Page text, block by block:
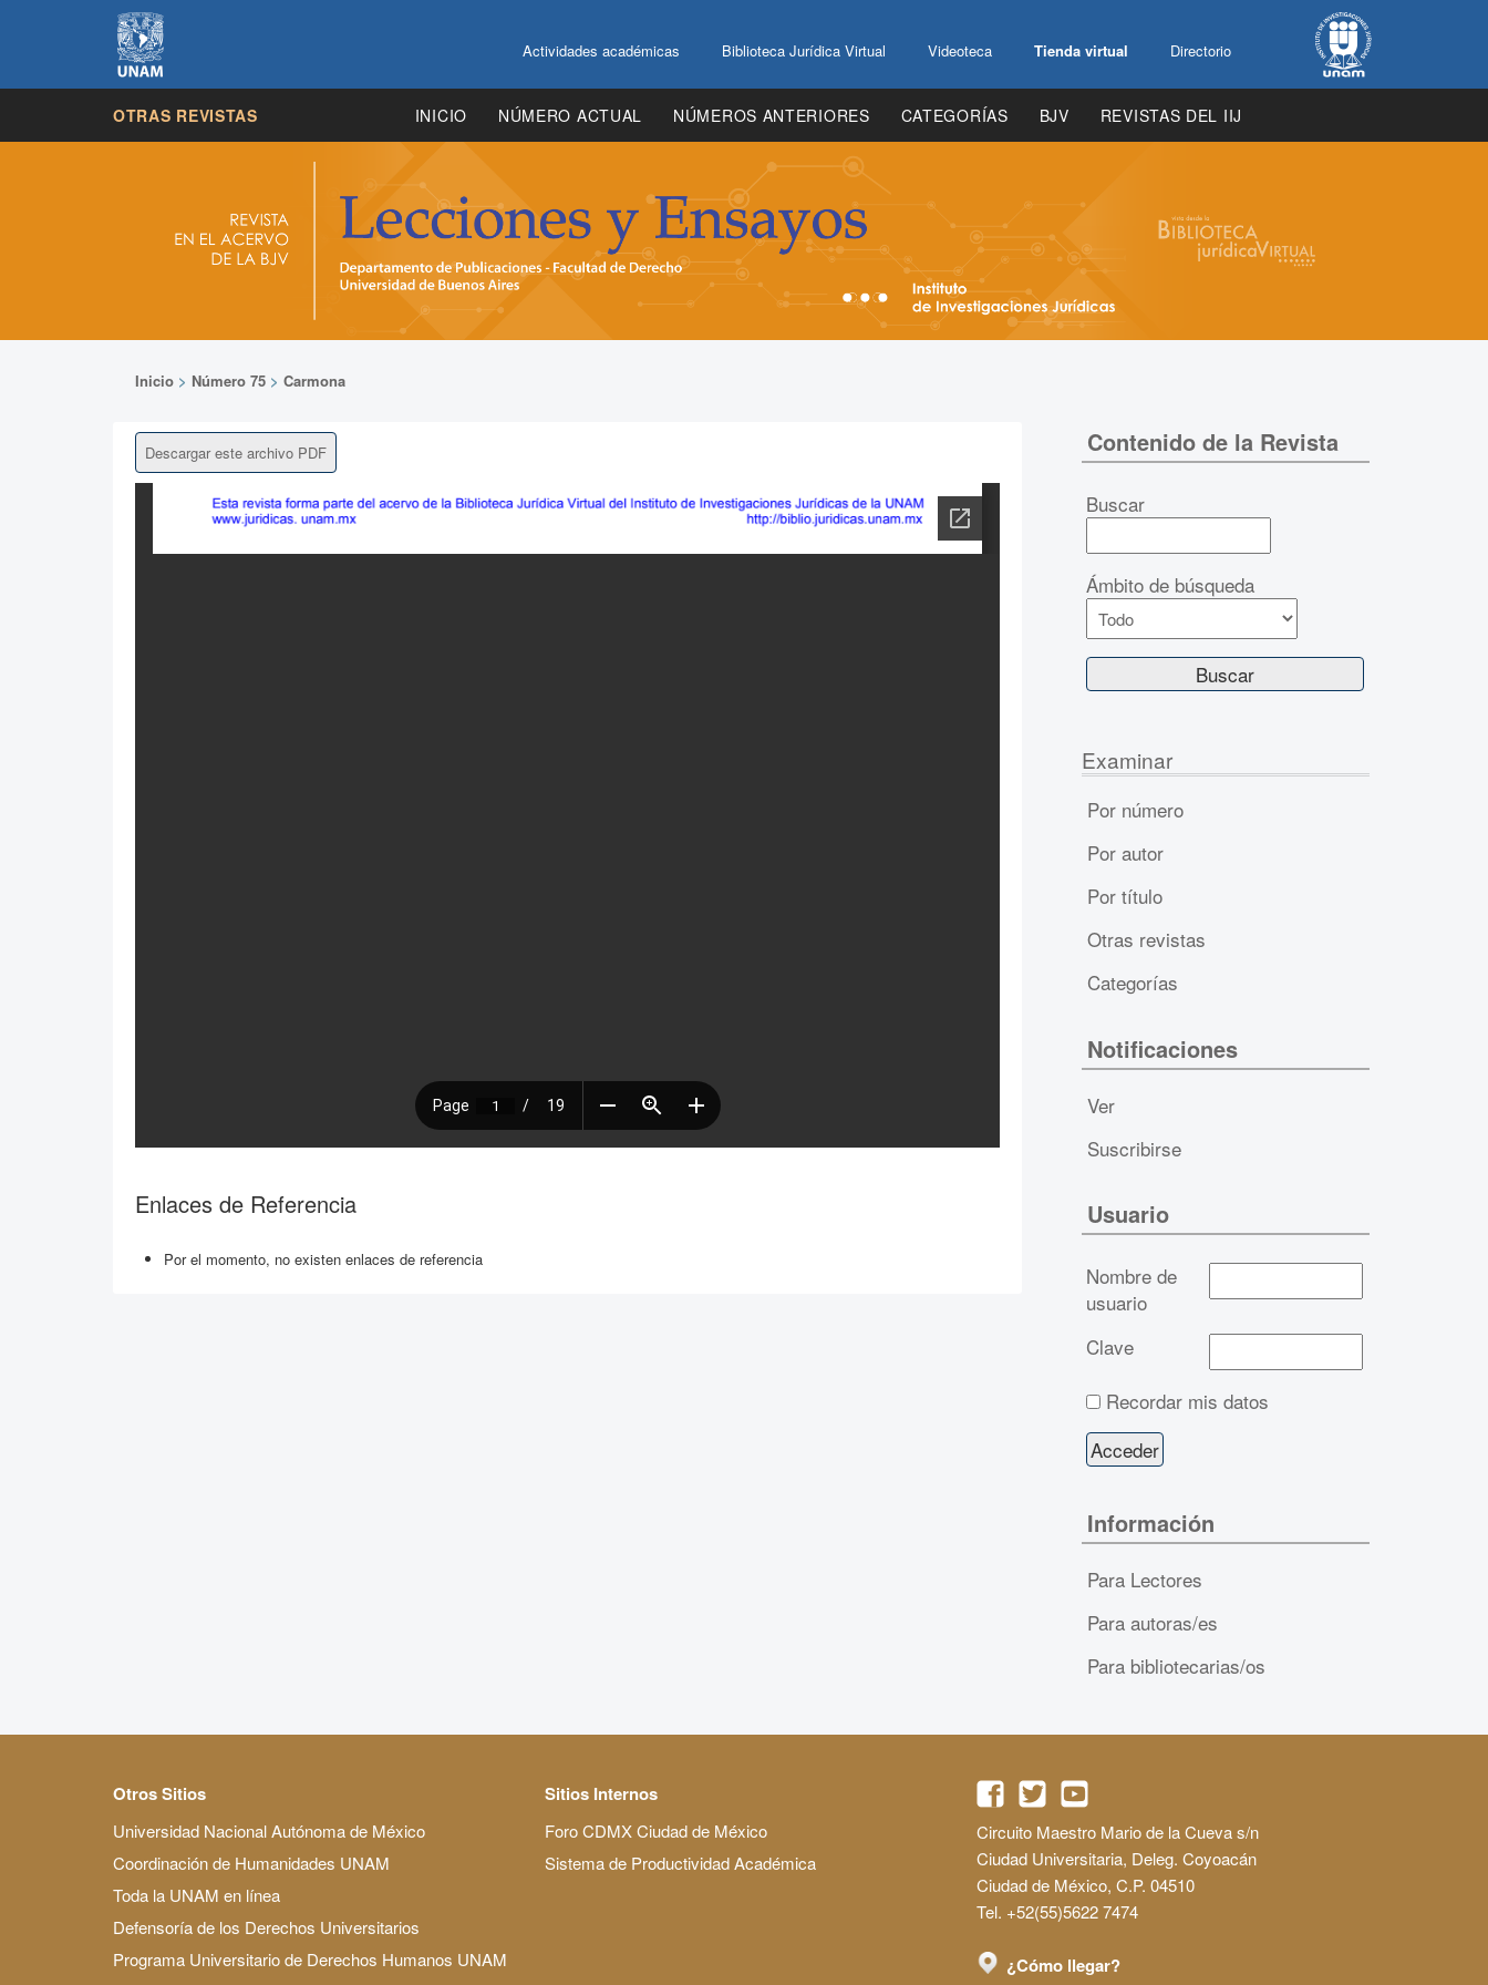
Actividades académicas Biblioteca Jurídica Virtual Videoteca Tienda virtual Directorio
OTRAS REVISTAS INICIO NÚMERO ACTUAL NÚMEROS ANTERIORES CATEGORÍAS BJV REVISTAS DEL IIJ
Inicio > Número 75 > Carmona
Descargar este archivo PDF
Enlaces de Referencia
Por el momento, no existen enlaces de referencia
Contenido de la Revista
Buscar
Ámbito de búsqueda
Examinar
Por número
Por autor
Por título
Otras revistas
Categorías
Notificaciones
Ver
Suscribirse
Usuario
Nombre de
usuario
Clave
Recordar mis datos
Información
Para Lectores
Para autoras/es
Para bibliotecarias/os
Otros Sitios
Universidad Nacional Autónoma de México
Coordinación de Humanidades UNAM
Toda la UNAM en línea
Defensoría de los Derechos Universitarios
Programa Universitario de Derechos Humanos UNAM
Sitios Internos
Foro CDMX Ciudad de México
Sistema de Productividad Académica
Circuito Maestro Mario de la Cueva s/n
Ciudad Universitaria, Deleg. Coyoacán
Ciudad de México, C.P. 04510
Tel. +52(55)5622 7474
¿Cómo llegar?